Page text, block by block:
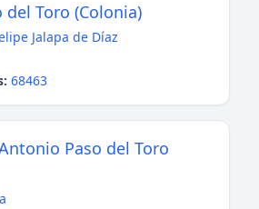
del Toro (Colonia)
Jalapa de Díaz
68463
Paso del Toro